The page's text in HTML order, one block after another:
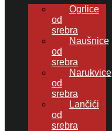
Ogrlice
od
srebra
Naušnice
od
srebra
Narukvice
od
srebra
Lančići
od
srebra